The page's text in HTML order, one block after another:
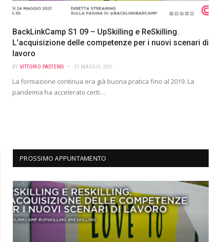
BackLinkCamp S1 09 – UpSkilling e ReSkilling.
L’acquisizione delle competenze per i nuovi scenari di
lavoro
BY VITTORIO PASTERIS 21 MAGGIO 2021
La formazione continua era già buona pratica fino al 2019. La
pandemia ha accelerato certi…
PROSSIMO APPUNTAMENTO